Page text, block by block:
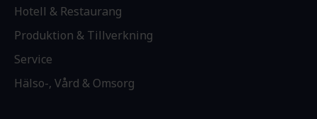
Hotell & Restaurang
Produktion & Tillverkning
Service
Hälso-, Vård & Omsorg